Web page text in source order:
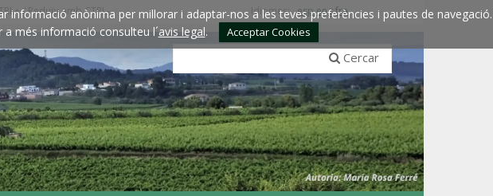
anònima per millorar i adaptar-nos a les teves preferències i pautes de navegació.
més informació consulteu l´avis legal. Acceptar Cookies
/ Reduïu amb CTRL- Idiomes:esp engfra
Cercar